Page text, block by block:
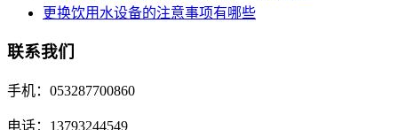
更换饮用水设备的注意事项有哪些
联系我们
手机：053287700860
电话：13793244549